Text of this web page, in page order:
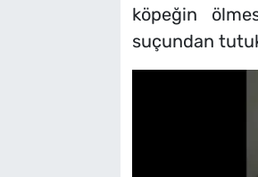
köpeğin
suçundan